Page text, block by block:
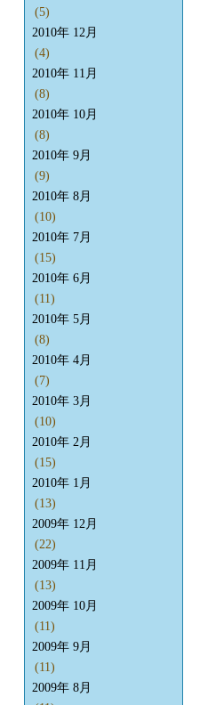
(5)
2010年 12月
(4)
2010年 11月
(8)
2010年 10月
(8)
2010年 9月
(9)
2010年 8月
(10)
2010年 7月
(15)
2010年 6月
(11)
2010年 5月
(8)
2010年 4月
(7)
2010年 3月
(10)
2010年 2月
(15)
2010年 1月
(13)
2009年 12月
(22)
2009年 11月
(13)
2009年 10月
(11)
2009年 9月
(11)
2009年 8月